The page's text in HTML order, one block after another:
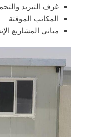
غرف التبريد
المكاتب المؤقتة.
مباني المشاريع